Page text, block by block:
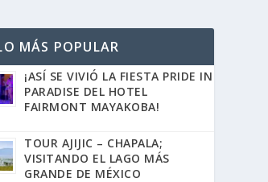
MÁS POPULAR
¡ASÍ SE VIVIÓ LA FIESTA PRIDE IN
PARADISE DEL HOTEL
FAIRMONT MAYAKOBA!
TOUR AJIJIC – CHAPALA;
VISITANDO EL LAGO MÁS
GRANDE DE MÉXICO